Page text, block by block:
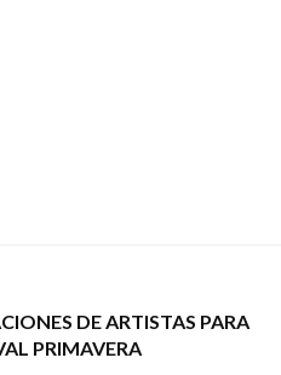
DE ARTISTAS PARA
PRIMAVERA